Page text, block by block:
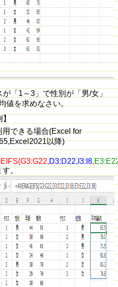
が「1～3」で性別が「男/女」
値を求めなさい。
用できる場合(Excel for
以降)
D3:D22,I3:I8,
。